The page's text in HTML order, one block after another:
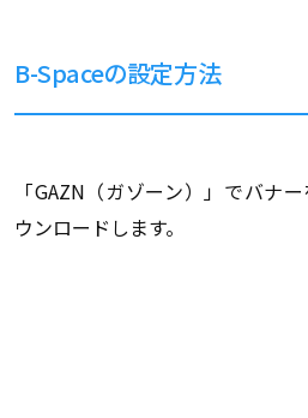
B-Spaceの設定方法
「GAZN（ガゾーン）」でバナ
ウンロードします。